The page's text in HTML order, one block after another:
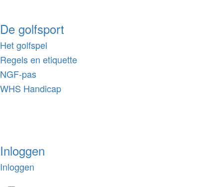
De golfsport
Het golfspel
Regels en etiquette
NGF-pas
WHS Handicap
Inloggen
Inloggen